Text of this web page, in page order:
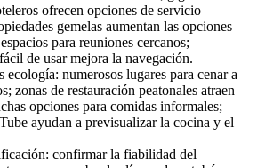
ofrecen opciones de servicio
gemelas aumentan las opciones
para reuniones cercanos;
de usar mejora la navegación.
ecología: numerosos lugares para cenar a
zonas de restauración peatonales atraen
opciones para comidas informales;
ayudan a previsualizar la cocina y el
confirmar la fiabilidad del